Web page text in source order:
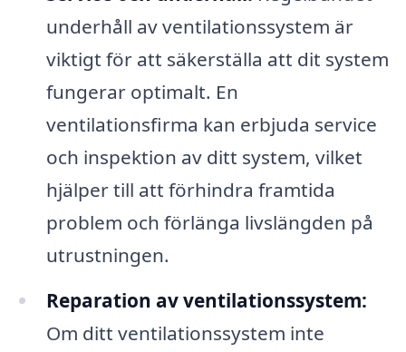
underhåll av ventilationssystem är
viktigt för att säkerställa att dit system
fungerar optimalt. En
ventilationsfirma kan erbjuda service
och inspektion av ditt system, vilket
hjälper till att förhindra framtida
problem och förlänga livslängden på
utrustningen.
Reparation av ventilationssystem:
Om ditt ventilationssystem inte